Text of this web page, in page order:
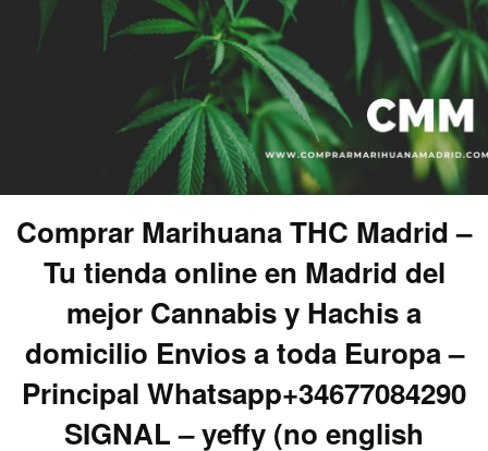
Comprar Marihuana THC Madrid –
Tu tienda online en Madrid del
mejor Cannabis y Hachis a
domicilio Envios a toda Europa –
Principal Whatsapp+34677084290
SIGNAL – yeffy (no english